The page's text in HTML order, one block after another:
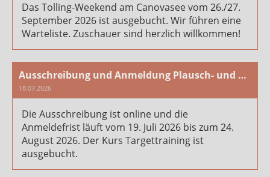
Das Tolling-Weekend am Canovasee vom 26./27.
September 2026 ist ausgebucht. Wir führen eine
Warteliste. Zuschauer sind herzlich willkommen!
Ausschreibung und Anmeldung Plausch- und Arbeitstag 2026
18.07.2026
Die Ausschreibung ist online und die
Anmeldefrist läuft vom 19. Juli 2026 bis zum 24.
August 2026. Der Kurs Targettraining ist
ausgebucht.